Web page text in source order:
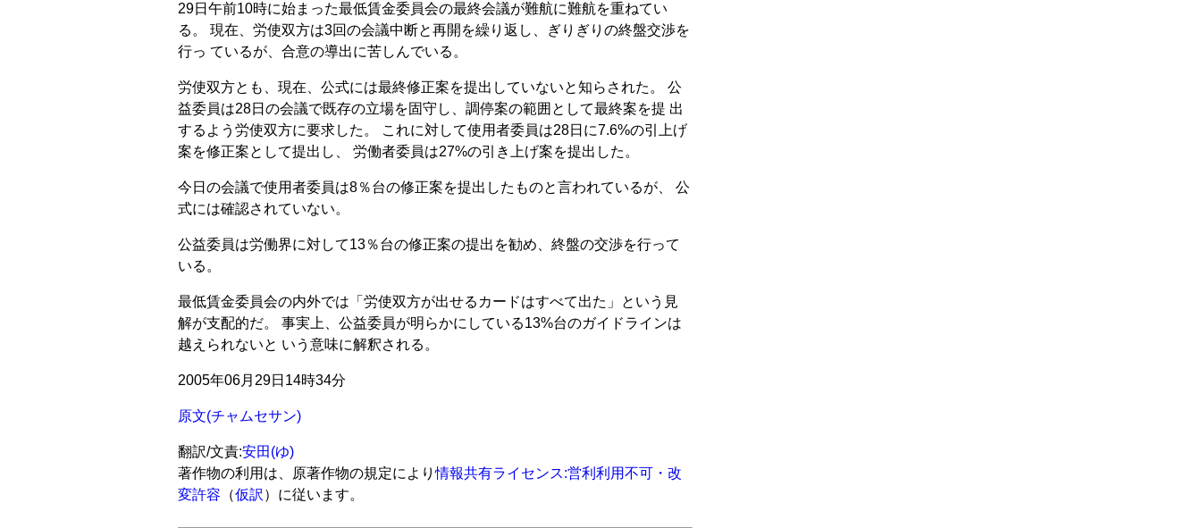
29日午前10時に始まった最低賃金委員会の最終会議が難航に難航を重ねてい
る。 現在、労使双方は3回の会議中断と再開を繰り返し、ぎりぎりの終盤交渉を
行っ ているが、合意の導出に苦しんでいる。
労使双方とも、現在、公式には最終修正案を提出していないと知らされた。 公
益委員は28日の会議で既存の立場を固守し、調停案の範囲として最終案を提 出
するよう労使双方に要求した。 これに対して使用者委員は28日に7.6%の引上げ
案を修正案として提出し、 労働者委員は27%の引き上げ案を提出した。
今日の会議で使用者委員は8％台の修正案を提出したものと言われているが、 公
式には確認されていない。
公益委員は労働界に対して13％台の修正案の提出を勧め、終盤の交渉を行って
いる。
最低賃金委員会の内外では「労使双方が出せるカードはすべて出た」という見
解が支配的だ。 事実上、公益委員が明らかにしている13%台のガイドラインは
越えられないと いう意味に解釈される。
2005年06月29日14時34分
原文(チャムセサン)
翻訳/文責:安田(ゆ)
著作物の利用は、原著作物の規定により情報共有ライセンス:営利利用不可・改
変許容 （仮訳 ）に従います。